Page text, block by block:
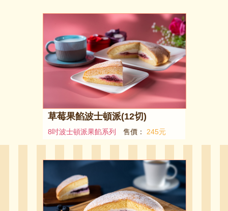
草莓果餡波士頓派(12切)
8吋波士頓派果餡系列 售價： 245元